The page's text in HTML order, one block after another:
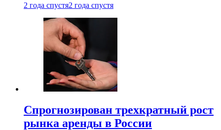
2 года спустя2 года спустя
Спрогнозирован трехкратный рост
рынка аренды в России